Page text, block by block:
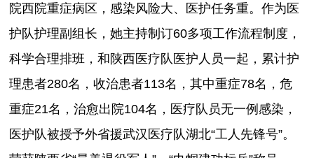
院西院重症病区，感染风险大、医护任务重。作为医
护队护理副组长，她主持制订60多项工作流程制度，
科学合理排班，和陕西医疗队医护人员一起，累计护
理患者280名，收治患者113名，其中重症78名，危
重症21名，治愈出院104名，医疗队员无一例感染，
医护队被授予外省援武汉医疗队湖北“工人先锋号”。